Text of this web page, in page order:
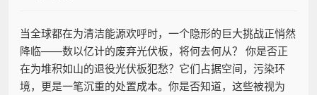
当全球都在为清洁能源欢呼时，一个隐形的巨大挑战正悄然
降临——数以亿计的废弃光伏板，将何去何从？ 你是否正
在为堆积如山的退役光伏板犯愁？它们占据空间，污染环
境，更是一笔沉重的处置成本。你是否知道，这些被视为